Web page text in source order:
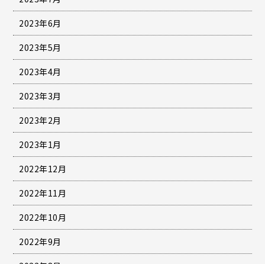
2023年6月
2023年5月
2023年4月
2023年3月
2023年2月
2023年1月
2022年12月
2022年11月
2022年10月
2022年9月